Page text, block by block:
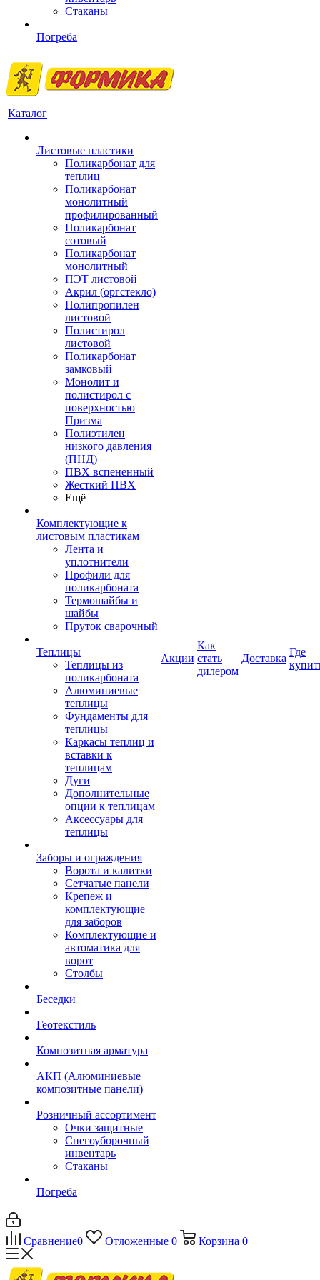
Стаканы
Погреба
Каталог
Листовые пластики
Поликарбонат для
теплиц
Поликарбонат
монолитный
профилированный
Поликарбонат
сотовый
Поликарбонат
монолитный
ПЭТ листовой
Акрил (оргстекло)
Полипропилен
листовой
Полистирол
листовой
Поликарбонат
замковый
Монолит и
полистирол с
поверхностью
Призма
Полиэтилен
низкого давления
(ПНД)
ПВХ вспененный
Жесткий ПВХ
Ещё
Комплектующие к
листовым пластикам
Лента и
уплотнители
Профили для
поликарбоната
Термошайбы и
шайбы
Пруток сварочный
Теплицы
Теплицы из
поликарбоната
Алюминиевые
теплицы
Фундаменты для
теплицы
Каркасы теплиц и
вставки к
теплицам
Дуги
Дополнительные
опции к теплицам
Аксессуары для
теплицы
Заборы и ограждения
Ворота и калитки
Сетчатые панели
Крепеж и
комплектующие
для заборов
Комплектующие и
автоматика для
ворот
Столбы
Беседки
Геотекстиль
Композитная арматура
АКП (Алюминиевые
композитные панели)
Розничный ассортимент
Очки защитные
Снегоуборочный
инвентарь
Стаканы
Погреба
Акции
Как
стать
дилером
Доставка
Где
Сравнение0 Отложенные 0 Корзина 0